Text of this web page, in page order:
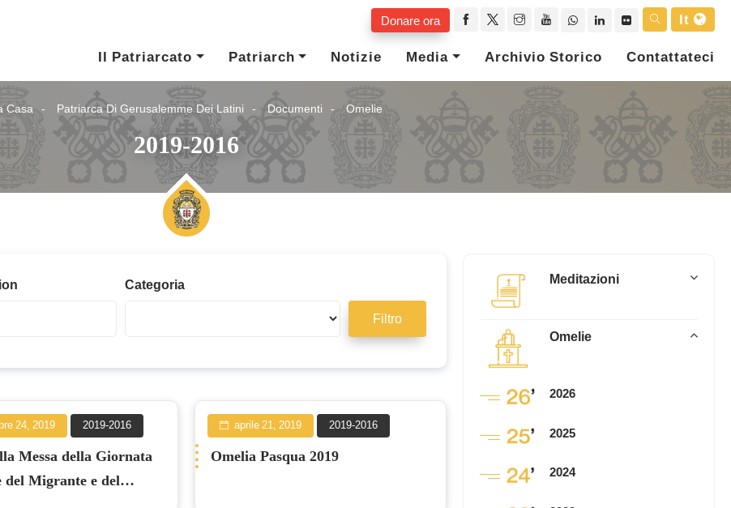
Donare ora
It
Il Patriarcato
Patriarch Notizie Media Archivio Storico Contattateci
Casa Patriarca Di Gerusalemme Dei Latini Documenti Omelie
2019-2016
Categoria
Filtro
24, 2019 2019-2016
Messa della Giornata
del Migrante e del
aprile 21, 2019 2019-2016
Omelia Pasqua 2019
Meditazioni
Omelie
2026
2025
2024